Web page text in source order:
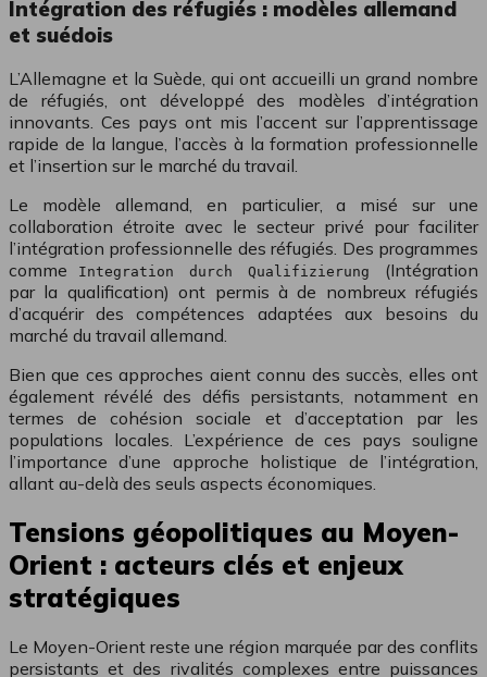
Intégration des réfugiés : modèles allemand
et suédois
L’Allemagne et la Suède, qui ont accueilli un grand nombre
de réfugiés, ont développé des modèles d’intégration
innovants. Ces pays ont mis l’accent sur l’apprentissage
rapide de la langue, l’accès à la formation professionnelle
et l’insertion sur le marché du travail.
Le modèle allemand, en particulier, a misé sur une
collaboration étroite avec le secteur privé pour faciliter
l’intégration professionnelle des réfugiés. Des programmes
comme
Integration durch Qualifizierung (Intégration
par la qualification) ont permis à de nombreux réfugiés
d’acquérir des compétences adaptées aux besoins du
marché du travail allemand.
Bien que ces approches aient connu des succès, elles ont
également révélé des défis persistants, notamment en
termes de cohésion sociale et d’acceptation par les
populations locales. L’expérience de ces pays souligne
l’importance d’une approche holistique de l’intégration,
allant au-delà des seuls aspects économiques.
Tensions géopolitiques au Moyen-
Orient : acteurs clés et enjeux
stratégiques
Le Moyen-Orient reste une région marquée par des conflits
persistants et des rivalités complexes entre puissances